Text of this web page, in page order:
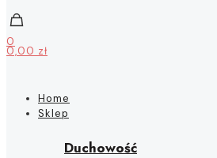
0
0,00 zł
Home
Sklep
Duchowość